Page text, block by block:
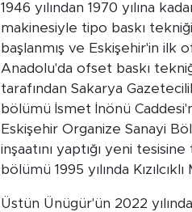
1946 yılından 1970 yılına
makinesiyle tipo baskı
başlanmış ve Eskişehir'in ilk
Anadolu'da ofset baskı
tarafından Sakarya
bölümü İsmet İnönü
Eskişehir Organize Sanayi
inşaatını yaptığı yeni
bölümü 1995 yılında
Üstün Ünügür'ün 2022